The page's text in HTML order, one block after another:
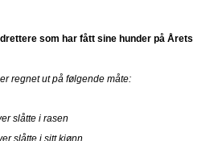
som har fått sine hunder på Årets
regnet ut på følgende måte:
slåtte i rasen
slåtte i sitt kjønn